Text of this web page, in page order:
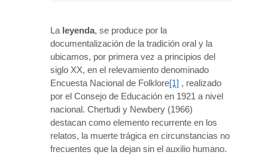
La leyenda, se produce por la
documentalización de la tradición oral y la
ubicamos, por primera vez a principios del
siglo XX, en el relevamiento denominado
Encuesta Nacional de Folklore[1] , realizado
por el Consejo de Educación en 1921 a nivel
nacional. Chertudi y Newbery (1966)
destacan como elemento recurrente en los
relatos, la muerte trágica en circunstancias no
frecuentes que la dejan sin el auxilio humano.